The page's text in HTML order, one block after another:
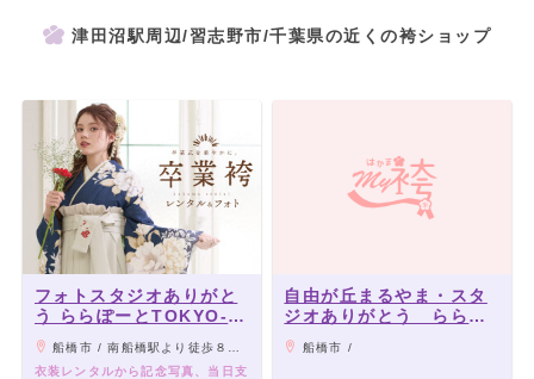
津田沼駅周辺/習志野市/千葉県の近くの袴ショップ
フォトスタジオありがと
う ららぽーとTOKYO-
BAY NorthGate店
船橋市 / 南船橋駅より徒歩８分 / 船橋競馬場より徒歩５分
衣装レンタルから記念写真、当日支
自由が丘まるやま・スタ
ジオありがとう ららぽ
ーとTOKYO-BAY店（旧
ビビット南船橋店）
船橋市 /